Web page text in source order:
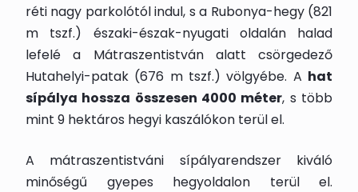
réti nagy parkolótól indul, s a Rubonya-hegy (821
m tszf.) északi-észak-nyugati oldalán halad
lefelé a Mátraszentistván alatt csörgedező
Hutahelyi-patak (676 m tszf.) völgyébe. A hat
sípálya hossza összesen 4000 méter, s több
mint 9 hektáros hegyi kaszálókon terül el.
A mátraszentistváni sípályarendszer kiváló
minőségű gyepes hegyoldalon terül el.